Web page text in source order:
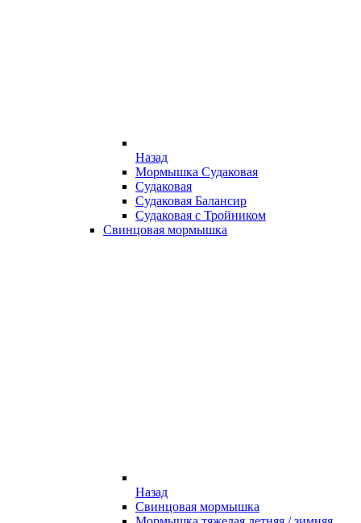
Назад
Мормышка Судаковая
Судаковая
Судаковая Балансир
Судаковая с Тройником
Свинцовая мормышка
Назад
Свинцовая мормышка